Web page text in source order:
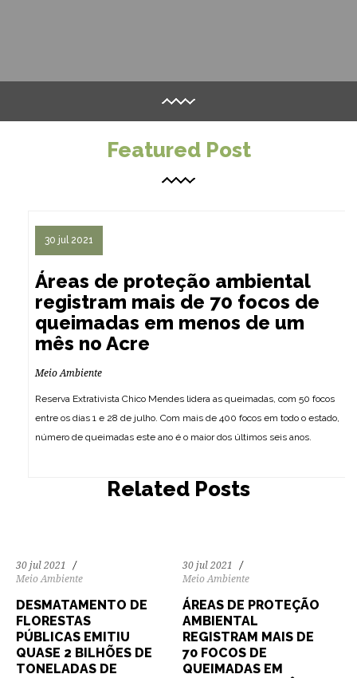
Featured Post
30 jul 2021
Áreas de proteção ambiental
registram mais de 70 focos de
queimadas em menos de um
mês no Acre
Meio Ambiente
Reserva Extrativista Chico Mendes lidera as queimadas, com 50 focos
entre os dias 1 e 28 de julho. Com mais de 400 focos em todo o estado,
número de queimadas este ano é o maior dos últimos seis anos.
Related Posts
30 jul 2021
Meio Ambiente
DESMATAMENTO DE
FLORESTAS
PÚBLICAS EMITIU
QUASE 2 BILHÕES DE
TONELADAS DE
30 jul 2021
Meio Ambiente
ÁREAS DE PROTEÇÃO
AMBIENTAL
REGISTRAM MAIS DE
70 FOCOS DE
QUEIMADAS EM